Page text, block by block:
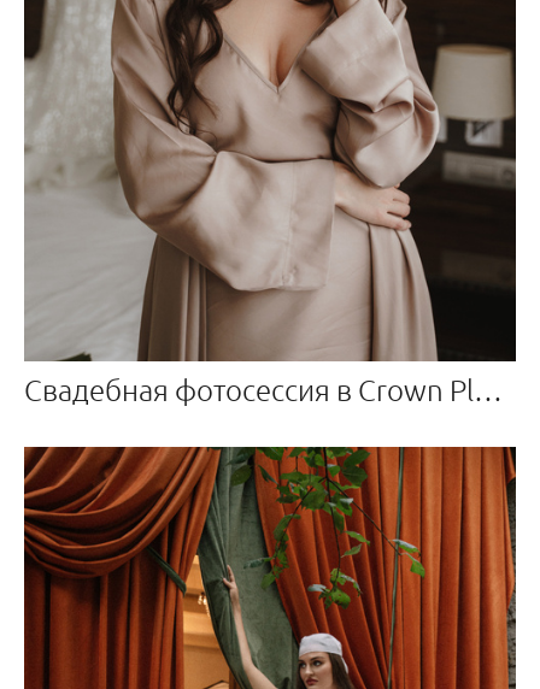
Свадебная фотосессия в Crown Plaza Центр международной торговли